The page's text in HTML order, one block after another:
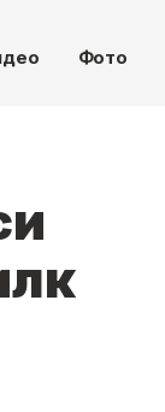
Фото